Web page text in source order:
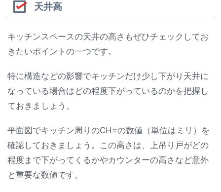
天井高
キッチンスペースの天井の高さもぜひチェックしてお
きたいポイントの一つです。
特に構造などの影響でキッチンだけ少し下がり天井に
なっている場合はどの程度下がっているのかを把握し
ておきましょう。
平面図でキッチン周りのCH=の数値（単位はミリ）を
確認しておきましょう。この高さは、上吊り戸がどの
程度まで下がってくるかやカウンターの高さなど意外
と重要な数値です。